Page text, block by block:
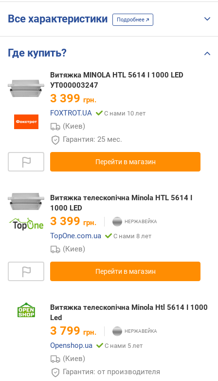
Все характеристики Подробнее
Где купить?
Витяжка MINOLA HTL 5614 I 1000 LED
УТ000003247
3 399 грн.
FOXTROT.UA
С нами 10 лет
(Киев)
Гарантия: 25 мес.
Перейти в магазин
Витяжка телескопічна Minola HTL 5614 I
1000 LED
3 399 грн.
TopOne.com.ua
С нами 8 лет
(Киев)
Перейти в магазин
Витяжка телескопічна Minola Htl 5614 I 1000
Led
3 799 грн.
Openshop.ua
С нами 5 лет
(Киев)
Гарантия: от производителя